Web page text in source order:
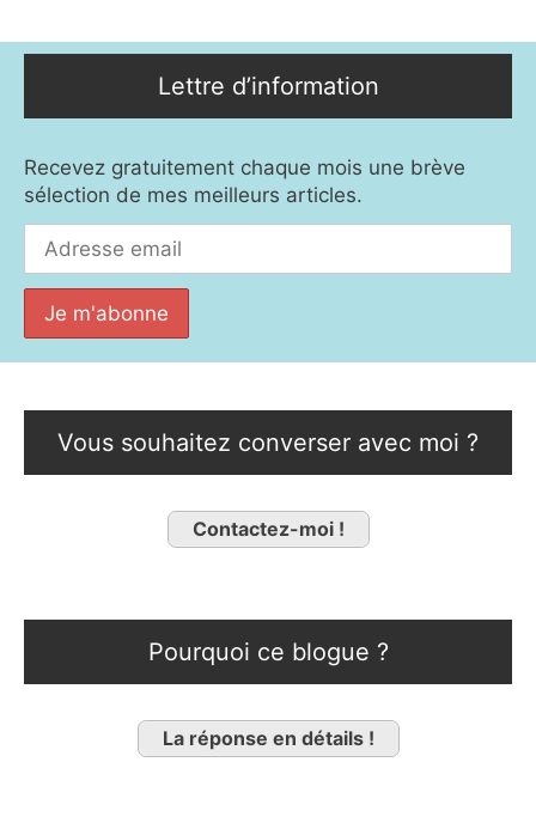
Lettre d’information
Recevez gratuitement chaque mois une brève
sélection de mes meilleurs articles.
Vous souhaitez converser avec moi ?
Contactez-moi !
Pourquoi ce blogue ?
La réponse en détails !